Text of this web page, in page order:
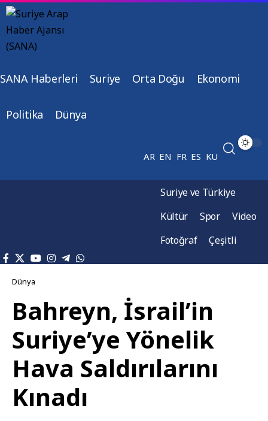
SANA Haberleri Suriye Orta Doğu Ekonomi
Politika Dünya
AR EN FR ES KU
Suriye ve Türkiye
Kültür
Spor
Video
Fotoğraf
Çeşitli
Dünya
Bahreyn, İsrail’in
Suriye’ye Yönelik
Hava Saldırılarını
Kınadı